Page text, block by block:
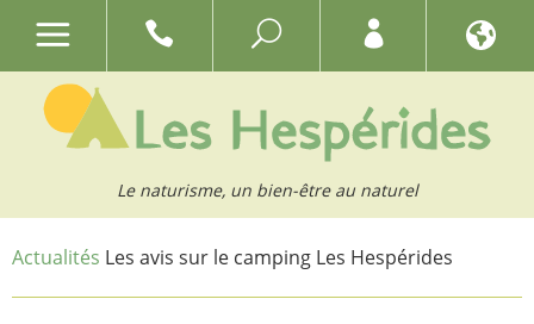
Le naturisme, un bien-être au naturel
Actualités Les avis sur le camping Les Hespérides